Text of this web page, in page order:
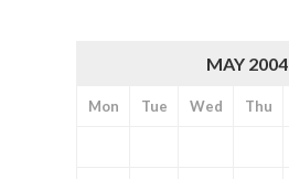
MAY 2004
Mon Tue Wed Thu